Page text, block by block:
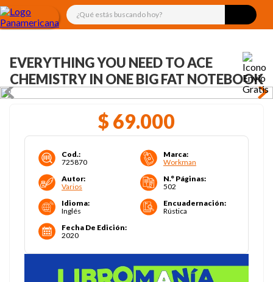
¿Qué estás buscando hoy?
EVERYTHING YOU NEED TO ACE
CHEMISTRY IN ONE BIG FAT NOTEBOOK
$ 69.000
Cod.:
725870
Marca:
Workman
Autor:
Varios
N.° Páginas:
502
Idioma:
Inglés
Encuadernación:
Rústica
Fecha De Edición:
2020